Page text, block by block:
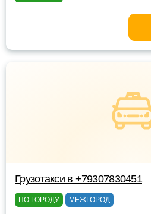
Грузотакси в +79307830451
ПО ГОРОДУ МЕЖГОРОД